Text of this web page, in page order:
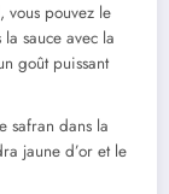
vous pouvez le
sauce avec la
goût puissant
safran dans la
jaune d’or et le